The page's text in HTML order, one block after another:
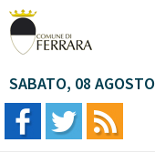
SABATO, 08